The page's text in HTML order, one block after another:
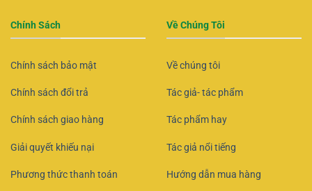
Chính Sách
Chính sách bảo mật
Chính sách đổi trả
Chính sách giao hàng
Giải quyết khiếu nại
Phương thức thanh toán
Về Chúng Tôi
Về chúng tôi
Tác giả- tác phẩm
Tác phẩm hay
Tác giả nổi tiếng
Hướng dẫn mua hàng